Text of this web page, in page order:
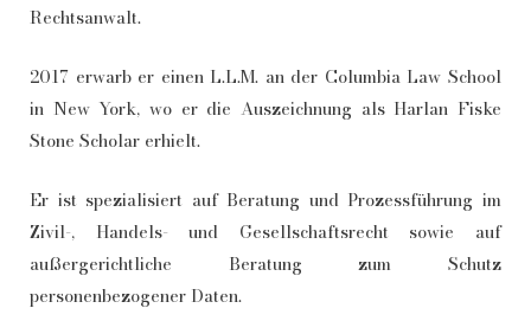
Rechtsanwalt.
2017 erwarb er einen L.L.M. an der Columbia Law School
in New York, wo er die Auszeichnung als Harlan Fiske
Stone Scholar erhielt.
Er ist spezialisiert auf Beratung und Prozessführung im
Zivil-, Handels- und Gesellschaftsrecht sowie auf
außergerichtliche Beratung zum Schutz
personenbezogener Daten.